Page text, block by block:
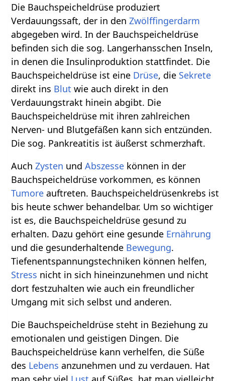
Die Bauchspeicheldrüse produziert
Verdauungssaft, der in denZwölffingerdarm
abgegeben wird. In der Bauchspeicheldrüse
befinden sich die sog. Langerhansschen Inseln,
in denen die Insulinproduktion stattfindet. Die
Bauchspeicheldrüse ist eine Drüse, die Sekrete
direkt ins Blut wie auch direkt in den
Verdauungstrakt hinein abgibt. Die
Bauchspeicheldrüse mit ihren zahlreichen
Nerven- und Blutgefäßen kann sich entzünden.
Die sog. Pankreatitis ist äußerst schmerzhaft.
AuchZysten undAbszesse können in der
Bauchspeicheldrüse vorkommen, es können
Tumore auftreten. Bauchspeicheldrüsenkrebs ist
bis heute schwer behandelbar. Um so wichtiger
ist es, die Bauchspeicheldrüse gesund zu
erhalten. Dazu gehört eine gesunde Ernährung
und die gesunderhaltende Bewegung.
Tiefenentspannungstechniken können helfen,
Stress nicht in sich hineinzunehmen und nicht
dort festzuhalten wie auch ein freundlicher
Umgang mit sich selbst und anderen.
Die Bauchspeicheldrüse steht in Beziehung zu
emotionalen und geistigen Dingen. Die
Bauchspeicheldrüse kann verhelfen, die Süße
des Lebens anzunehmen und zu verdauen. Hat